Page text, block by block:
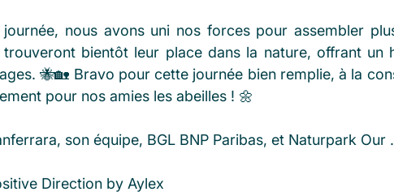
nous avons uni nos forces pour assembler
bientôt leur place dans la nature, offrant un
🐝🏡 Bravo pour cette journée bien remplie, à la
pour nos amies les abeilles ! 🌼
son équipe, BGL BNP Paribas, et Naturpark Our .
Direction by Aylex